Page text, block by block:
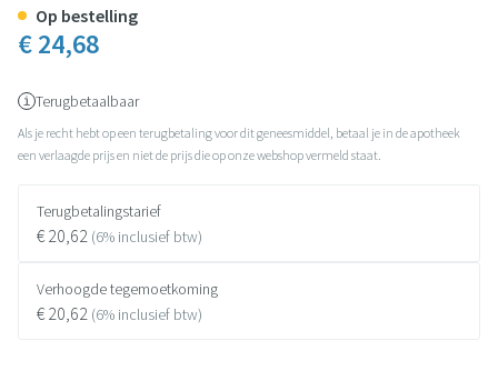
€ 24,68
Terugbetaalbaar
Als je recht hebt op een terugbetaling voor dit geneesmiddel, betaal je in de apotheek
een verlaagde prijs en niet de prijs die op onze webshop vermeld staat.
Terugbetalingstarief
€ 20,62 (6% inclusief btw)
Verhoogde tegemoetkoming
€ 20,62 (6% inclusief btw)
Op bestelling